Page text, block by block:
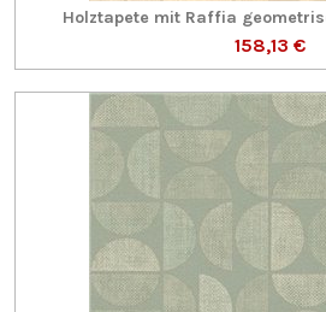
Holztapete mit Raffia
158,13 €